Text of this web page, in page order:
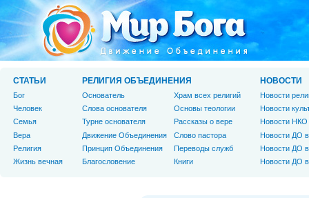
СТАТЬИ
Бог
Человек
Cемья
Вера
Религия
Жизнь вечная
РЕЛИГИЯ ОБЪЕДИНЕНИЯ
Основатель
Слова основателя
Турне основателя
Движение Объединения
Принцип Объединения
Благословение
Храм всех религий
Основы теологии
Рассказы о вере
Слово пастора
Переводы служб
Книги
НОВОСТИ
Новости
Новости
Новости НКО
Новости ДО
Новости ДО
Новости ДО